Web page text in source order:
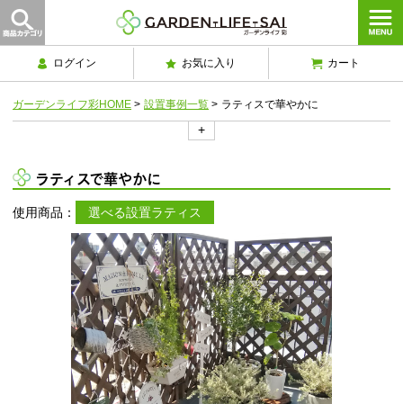
ログイン お気に入り カート
ガーデンライフ彩HOME > 設置事例一覧 > ラティスで華やかに
+
ラティスで華やかに
使用商品： 選べる設置ラティス